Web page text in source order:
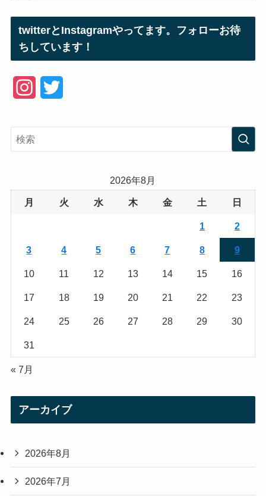
twitterとInstagramやってます。フォローお待
ちしています！
t t
e
2026年8月
月 火 水 木 金 土 日
1 2
3 4 5 6 7 8 9
10 11 12 13 14 15 16
17 18 19 20 21 22 23
24 25 26 27 28 29 30
31
« 7月
アーカイブ
2026年8月
2026年7月